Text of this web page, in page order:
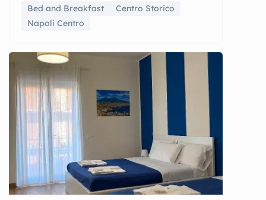
Bed and Breakfast
Centro Storico
Napoli Centro